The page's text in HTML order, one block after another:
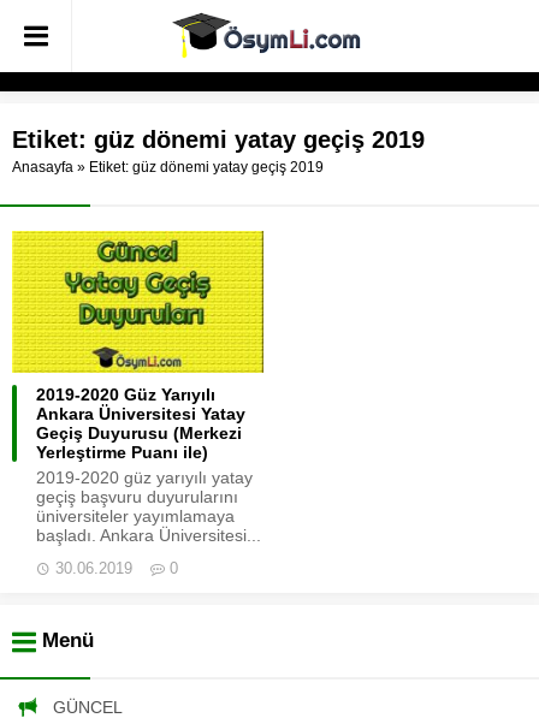
Etiket: güz dönemi yatay geçiş 2019
Anasayfa » Etiket: güz dönemi yatay geçiş 2019
2019-2020 Güz Yarıyılı
Ankara Üniversitesi Yatay
Geçiş Duyurusu (Merkezi
Yerleştirme Puanı ile)
2019-2020 güz yarıyılı yatay
geçiş başvuru duyurularını
üniversiteler yayımlamaya
başladı. Ankara Üniversitesi...
30.06.2019 0
Menü
GÜNCEL